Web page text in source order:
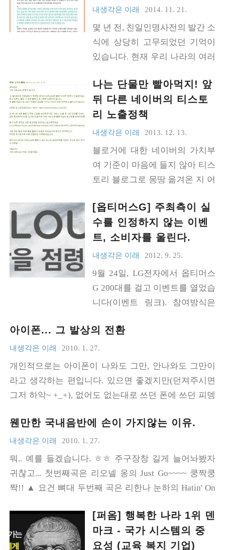
내생각은 이래 2014. 11. 21.
몇 년 전, 친일인명사전의 발간 소
식에 상당히 고무되었던 기억이
있습니다. 현재 우리 나라의 여러
하지 못한 정책이 지속되기 때문
에 발생한다고 생각하는데, 그 원
인은 우리 민족의 정체성을 치열
하게 고민하던 계층은 밀려나고
당장의 이익 챙기기에 급급한 기
존 유력자가 국가 운영을 맡은 사
례가 많기 때문이 아닌가 싶습니
채, 자신의 이익을 극대화하기 위
해 제도를 구축하다 보니... 대다
수는 왜곡된 시각, 가중된 노동,
는 것이지요. 저는 이런 방향의 시
작점이 식민지 시대라고 보고, 식
민지시절 영향력을 키운 우리 나
라 사람이 독립 이후에도 '치열한
현대사가 그리 달갑지만은 않습
니다. 그 ..
나는 단물만 빨아먹지! 앞
뒤 다른 네이버의 티스토
리 노출정책
내생각은 이래 2013. 12. 13.
블로거에 대한 네이버의 가치부
여 기준이 마음에 들지 않아 티스
토리 블로그로 몽땅 옮겨온 지 어
정도는 네이버가 차지하고 있는
현실은 부정할 수 없어 검색등록
은 해 놓은 상황입니다. 네이버블
로그에 우선순위를 부여하는 부
당함을 오롯이 느끼면서도 '독립
적인 글 싸지르기 공간'으로서의
자유를 만끽할 수 있었기에 Tistor
았고, 현재도 그렇습니다. 그런데
로 검색이 되는 것을 원치 않아서
스크린샷으로 첨부합니다. 일단
넙죽 받아먹긴 했습니다. 좋은 글
나쁠 것은 없지요. 그런데 느낌이
약간 쎄~ 합니다. '이 글이 블로그
카테고리에도 상위노출될 것인
가..
[옵티머스G] 주최측이 실
수를 인정하지 않는 이벤
트, 소비자를 울린다.
내생각은 이래 2012. 9. 25.
9월 24일, LG전자에서 옵티머스
G 200대를 걸고 이벤트를 열었습
니다(이벤트 링크). 참여방식은
사진을 찍어 업로드하는 것이었
고, 주최측에서 정한 포인트와 일
치하면 휴대폰을 증정한다고 공
지가 되었었습니다. 기간은 1개
월. ▲ 우왕~ 거창하다~ ▲ 으잉?
123개의 포인트가 찾아졌고, 다
습니다. 재미있는 건, 이벤트 시작
후 4~5시간 뒤에 갑자기 이벤트
페이지에 이상한 공지가 등록되
커뮤니티에서는 GPS정보를 조작
해서 참여한 사람이 있지 않겠느
아이폰... 그 발상의 전환
내생각은 이래 2010. 1. 27.
개인적으로는 아이폰이 나와도 그만, 안나와도 그만이
라고 생각하는 편입니다. 있으면 좋겠지만(던져주시면
그저 하악~ +_+), 없어도 없는대로 쓰던 폰에 쓰던 피뎅
런데 아이폰의 문화적 파급효과가 상당하긴 한 것 같습
니다. 컨셉영상인것 같긴한데, 어떻게 저런생각을;;;;;;;;
입체형으로 나온 동화책들 봤을때만큼이나 센세이셔널
하네요... 윈모바일기반 스마트폰이라고 해봤자 기껏해
야 어른들 생활이나 편하게 해줬지 "모두가 함께한
시 어떤 기술이던간에 삶에 접목하는 방식이 참 중요한
것 같습니다. 이쯤~되니 아이폰... 한번쯤 만져보고싶어
지네요.ㅎㅎ
웬만한 국내음반에 손이 가지않는 이유.
내생각은 이래 2010. 1. 27.
뭐.. 예를 들겠습니다. ㅎㅎ 주구장창 길게 늘어놔봤자
귀찮고... 첫번째곡은 리오넬 옹의 Just Go~~~~ 쿵짝쿵
짝!! ▲ 요건 뼈대 두번째 곡은 리한나 눈하의 Hatin' On
개하면 귀에 착착 감기는 유행가ㅋㅋㅋㅋ (제 귀에만?
ㅡㅡㅋ) ==================================
======================== 대한민국은 자본주의
[퍼옴] 행복한 나라 1위 덴
마크 - 국가 시스템의 중
요성 (교육 복지 기업)